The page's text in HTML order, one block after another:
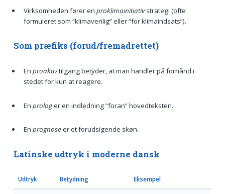
Virksomheden fører en proklimainitiativstrategi (ofte
formuleret som “klimavenlig” eller “for klimaindsats”).
Som præfiks (forud/fremadrettet)
En proaktivtilgang betyder, at man handler på forhånd i
stedet for kun at reagere.
En prologer en indledning “foran” hovedteksten.
En prognoseer et forudsigende skøn.
Latinske udtryk i moderne dansk
Udtryk Betydning Eksempel